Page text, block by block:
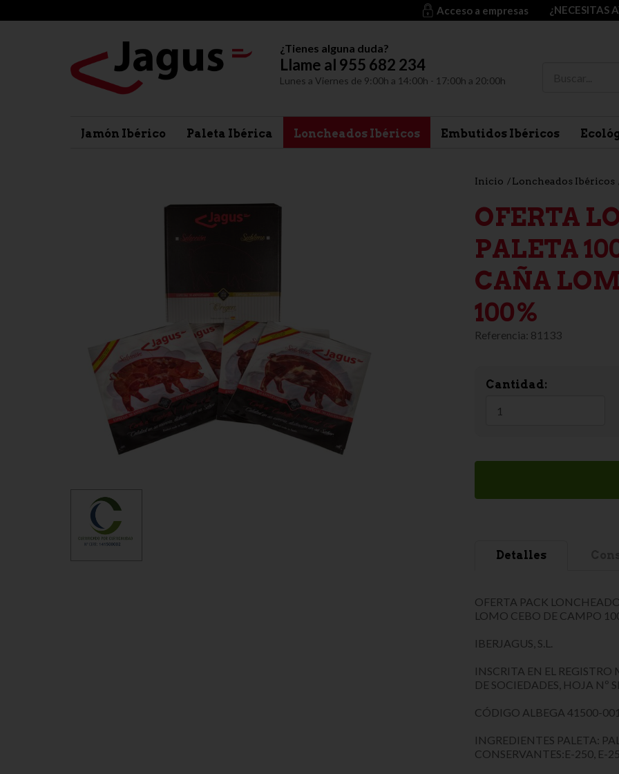
Acceso a empresas ¿NECESITAS
¿Tienes alguna duda?
Llame al 955 682 234
Lunes a Viernes de 9:00h a 14:00h - 17:00h a 20:00h
Jamón Ibérico Paleta Ibérica Loncheados Ibéricos Embutidos Ibéricos
Inicio Loncheados Ibéricos
OFERTA
PALETA
CAÑA
100%
Referencia: 81133
Cantidad:
Detalles
OFERTA PACK
LOMO CEBO DE CAMPO
IBERJAGUS, S.L.
INSCRITA EN EL
DE SOCIEDADES, HOJA Nº
CÓDIGO ALBEGA 41500-
INGREDIENTES PALETA:
CONSERVANTES:E-250, E-